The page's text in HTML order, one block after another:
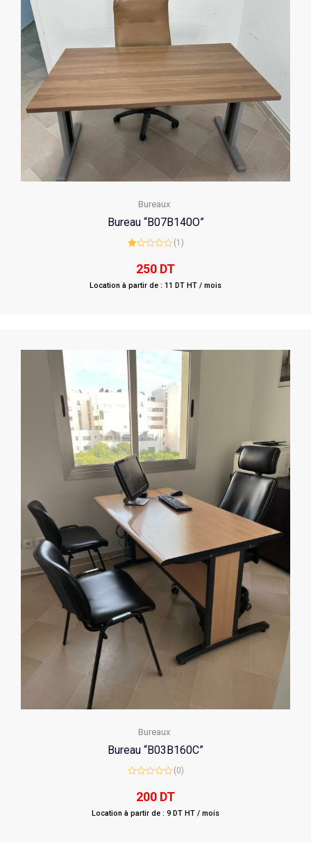
Bureaux
Bureau “B07B140O”
1.00
out
5
(1)
250 DT
Location à partir de : 11 DT HT / mois
Bureaux
Bureau “B03B160C”
out
5
(0)
200 DT
Location à partir de : 9 DT HT / mois